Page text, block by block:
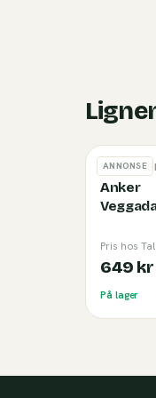
ANNONSE
Anker
Pris hos
649 kr
På lager